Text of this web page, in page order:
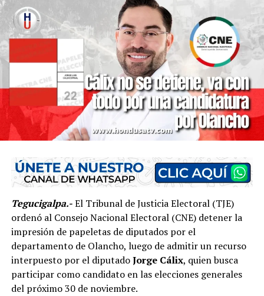
Tegucigalpa.-El Tribunal de Justicia Electoral (TJE)
ordenó al Consejo Nacional Electoral (CNE) detener la
impresión de papeletas de diputados por el
departamento de Olancho, luego de admitir un recurso
interpuesto por el diputadoJorge Cálix, quien busca
participar como candidato en las elecciones generales
del próximo 30 de noviembre.